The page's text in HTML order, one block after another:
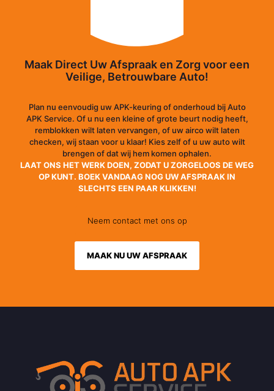
Maak Direct Uw Afspraak en Zorg voor een
Veilige, Betrouwbare Auto!
Plan nu eenvoudig uw APK-keuring of onderhoud bij Auto
APK Service. Of u nu een kleine of grote beurt nodig heeft,
remblokken wilt laten vervangen, of uw airco wilt laten
checken, wij staan voor u klaar! Kies zelf of u uw auto wilt
brengen of dat wij hem komen ophalen.
LAAT ONS HET WERK DOEN, ZODAT U ZORGELOOS DE WEG
OP KUNT. BOEK VANDAAG NOG UW AFSPRAAK IN
SLECHTS EEN PAAR KLIKKEN!
Neem contact met ons op
MAAK NU UW AFSPRAAK